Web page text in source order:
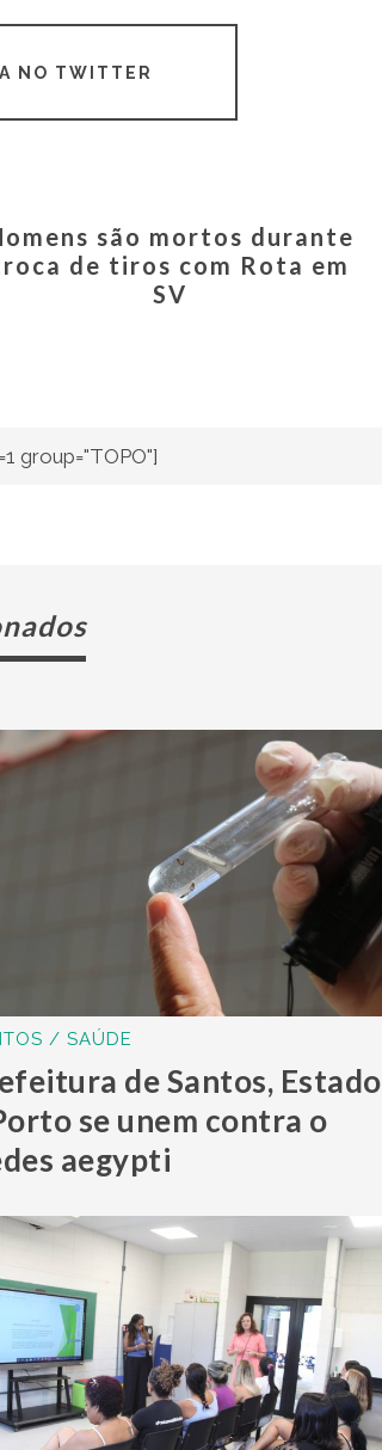
NO TWITTER
são mortos durante
de tiros com Rota em
SV
group="TOPO"]
/ SAÚDE
de Santos, Estado
se unem contra o
aegypti